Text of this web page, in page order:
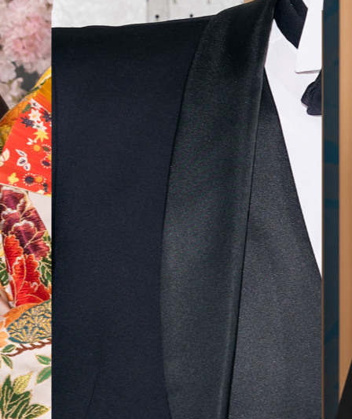
無料相談予約
来店・オンライン
に入
最後
た！